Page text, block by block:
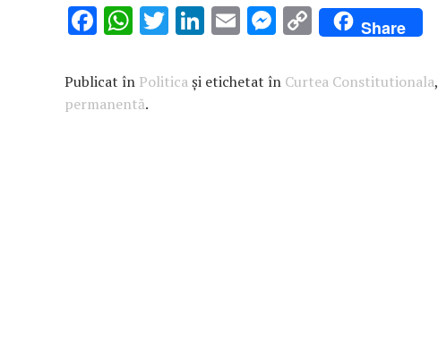
F
e
b
W
at
s
T
it
Li
k
E
ai
M
se
C
o
p
Share
Publicat în Politicași etichetat în Curtea Constitutionala,
permanentă.